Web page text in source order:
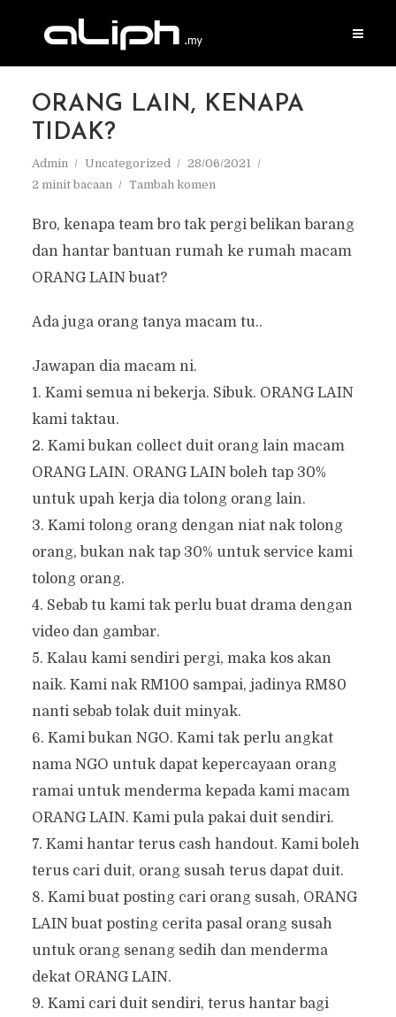
ORANG LAIN, KENAPA
TIDAK?
Admin Uncategorized
28/06/2021
2 minit bacaan
Tambah komen
Bro, kenapa team bro tak pergi belikan barang
dan hantar bantuan rumah ke rumah macam
ORANG LAIN buat?
Ada juga orang tanya macam tu..
Jawapan dia macam ni.
1. Kami semua ni bekerja. Sibuk. ORANG LAIN
kami taktau.
2. Kami bukan collect duit orang lain macam
ORANG LAIN. ORANG LAIN boleh tap 30%
untuk upah kerja dia tolong orang lain.
3. Kami tolong orang dengan niat nak tolong
orang, bukan nak tap 30% untuk service kami
tolong orang.
4. Sebab tu kami tak perlu buat drama dengan
video dan gambar.
5. Kalau kami sendiri pergi, maka kos akan
naik. Kami nak RM100 sampai, jadinya RM80
nanti sebab tolak duit minyak.
6. Kami bukan NGO. Kami tak perlu angkat
nama NGO untuk dapat kepercayaan orang
ramai untuk menderma kepada kami macam
ORANG LAIN. Kami pula pakai duit sendiri.
7. Kami hantar terus cash handout. Kami boleh
terus cari duit, orang susah terus dapat duit.
8. Kami buat posting cari orang susah, ORANG
LAIN buat posting cerita pasal orang susah
untuk orang senang sedih dan menderma
dekat ORANG LAIN.
9. Kami cari duit sendiri, terus hantar bagi